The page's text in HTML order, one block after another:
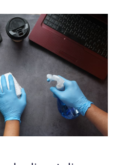
bruge. Du bør a...